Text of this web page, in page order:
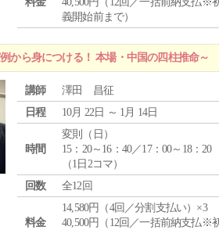
義開始前まで）
から身につける！ 本場・中国の四柱推命～
講師
澤田 昌征
日程
10月 22日 ～ 1月 14日
時間
変則（日）
15：20～16：40／17：00～18：20
（1日2コマ）
回数
全12回
料金
14,580円（4回／分割支払い）×3
40,500円（12回／一括前納支払※